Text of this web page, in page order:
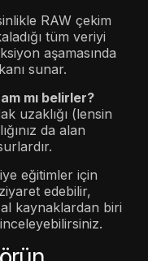
RAW çekim
tüm veriyi
aşamasında
sunar.
mı belirler?
uzaklığı (lensin
da alan
eğitimler için
edebilir,
kaynaklardan biri